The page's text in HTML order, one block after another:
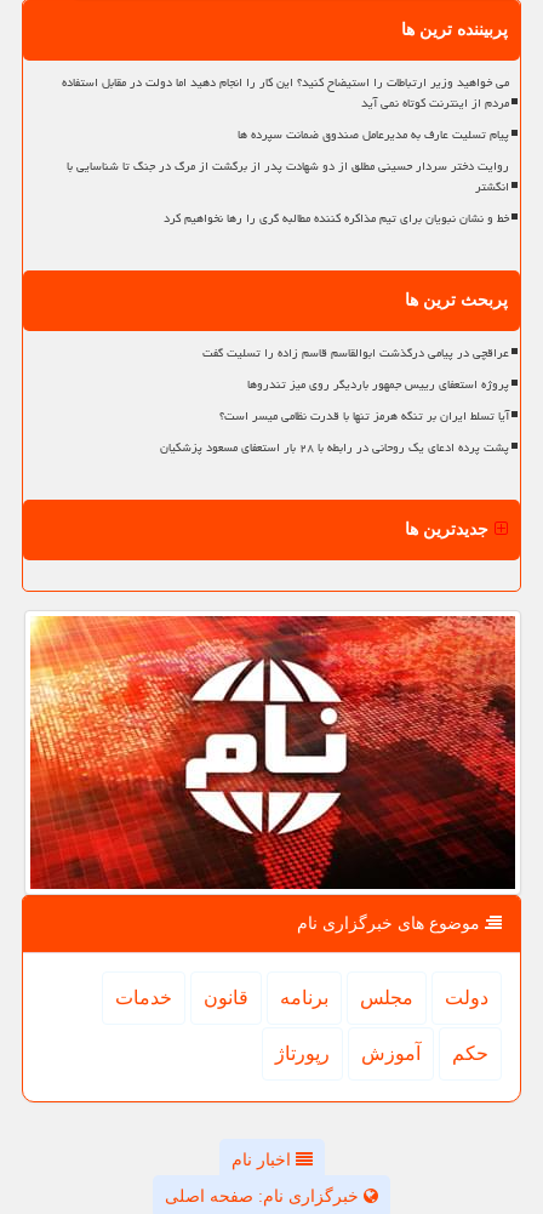
پربیننده ترین ها
می خواهید وزیر ارتباطات را استیضاح کنید؟ این کار را انجام دهید اما دولت در مقابل استفاده
مردم از اینترنت کوتاه نمی آید
پیام تسلیت عارف به مدیرعامل صندوق ضمانت سپرده ها
روایت دختر سردار حسینی مطلق از دو شهادت پدر از برگشت از مرگ در جنگ تا شناسایی با
انگشتر
خط و نشان نبویان برای تیم مذاکره کننده مطالبه گری را رها نخواهیم کرد
پربحث ترین ها
عراقچی در پیامی درگذشت ابوالقاسم قاسم زاده را تسلیت گفت
پروژه استعفای رییس جمهور باردیگر روی میز تندروها
آیا تسلط ایران بر تنگه هرمز تنها با قدرت نظامی میسر است؟
پشت پرده ادعای یک روحانی در رابطه با ۲۸ بار استعفای مسعود پزشکیان
جدیدترین ها
موضوع های خبرگزاری نام
دولت مجلس برنامه قانون خدمات
حكم آموزش رپورتاژ
اخبار نام
خبرگزاری نام: صفحه اصلی